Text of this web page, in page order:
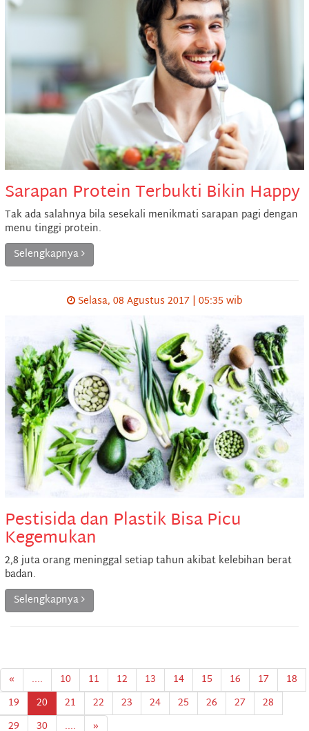
Sarapan Protein Terbukti Bikin Happy
Tak ada salahnya bila sesekali menikmati sarapan pagi dengan
menu tinggi protein.
Selengkapnya
Selasa, 08 Agustus 2017 | 05:35 wib
Pestisida dan Plastik Bisa Picu
Kegemukan
2,8 juta orang meninggal setiap tahun akibat kelebihan berat
badan.
Selengkapnya
« .... 10 11 12 13 14 15 16 17
18
19
20 21 22 23 24 25 26 27
28
29
30 .... »